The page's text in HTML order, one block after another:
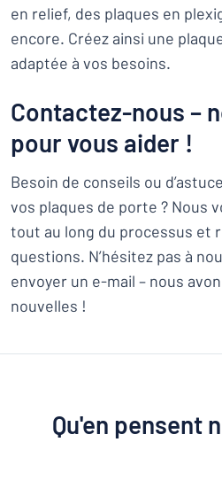
en relief, des plaques en
encore. Créez ainsi une
adaptée à vos besoins.
Contactez-nous –
pour vous aider !
Besoin de conseils ou
vos plaques de porte ? Nous
tout au long du processus et
questions. N’hésitez pas à
envoyer un e-mail – nous
nouvelles !
Qu'en pensent